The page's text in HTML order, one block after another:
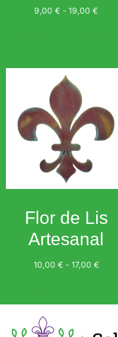
9,00 € - 19,00 €
Flor de Lis
Artesanal
10,00 € - 17,00 €